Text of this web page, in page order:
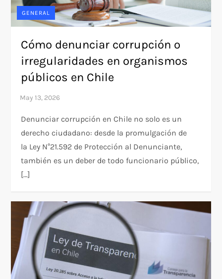
GENERAL
Cómo denunciar corrupción o
irregularidades en organismos
públicos en Chile
Denunciar corrupción en Chile no solo es un
derecho ciudadano: desde la promulgación de
la Ley N°21.592 de Protección al Denunciante,
también es un deber de todo funcionario público,
[…]